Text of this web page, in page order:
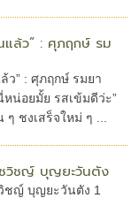
แล้ว” : ศุภฤกษ์ รม
ว” : ศุภฤกษ์ รมยา
น่อยมั้ย รสเข้มดีว่ะ”
ชงเสร็จใหม่ ๆ ...
ชวิชญ์ บุญยะวันตัง
ชญ์ บุญยะวันตัง 1